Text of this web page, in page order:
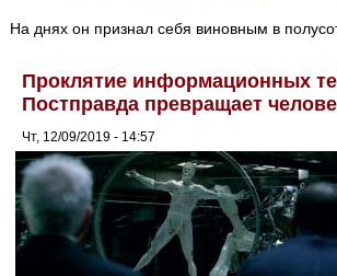
На днях он признал себя виновным в
Проклятие информационных
Постправда превращает
Чт, 12/09/2019 - 14:57